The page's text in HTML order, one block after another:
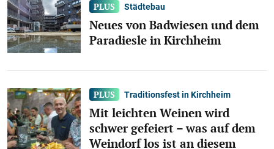
Städtebau
Neues von Badwiesen und dem
Paradiesle in Kirchheim
Traditionsfest in Kirchheim
Mit leichten Weinen wird
schwer gefeiert – was auf dem
Weindorf los ist an diesem